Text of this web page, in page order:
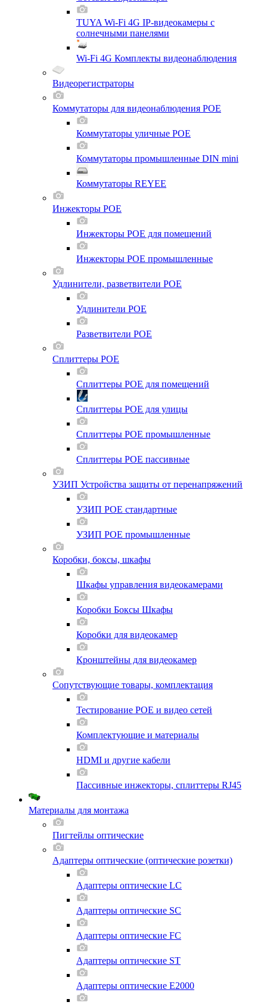
TUYA Wi-Fi 4G IP-видеокамеры с
солнечными панелями
Wi-Fi 4G Комплекты видеонаблюдения
Видеорегистраторы
Коммутаторы для видеонаблюдения POE
Коммутаторы уличные POE
Коммутаторы промышленные DIN mini
Коммутаторы REYEE
Инжекторы POE
Инжекторы POE для помещений
Инжекторы POE промышленные
Удлинители, разветвители POE
Удлинители POE
Разветвители POE
Сплиттеры POE
Сплиттеры POE для помещений
Сплиттеры POE для улицы
Сплиттеры POE промышленные
Сплиттеры POE пассивные
УЗИП Устройства защиты от перенапряжений
УЗИП POE стандартные
УЗИП POE промышленные
Коробки, боксы, шкафы
Шкафы управления видеокамерами
Коробки Боксы Шкафы
Коробки для видеокамер
Кронштейны для видеокамер
Сопутствующие товары, комплектация
Тестирование POE и видео сетей
Комплектующие и материалы
HDMI и другие кабели
Пассивные инжекторы, сплиттеры RJ45
Материалы для монтажа
Пигтейлы оптические
Адаптеры оптические (оптические розетки)
Адаптеры оптические LC
Адаптеры оптические SC
Адаптеры оптические FC
Адаптеры оптические ST
Адаптеры оптические E2000